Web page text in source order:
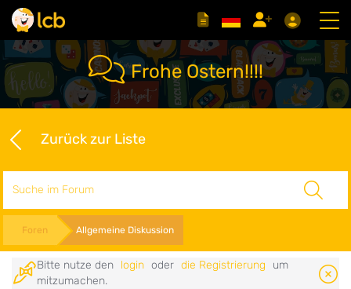
Frohe Ostern!!!!
Zurück zur Liste
Foren Allgemeine Diskussion
Bitte nutze den login oder die Registrierung
um
mitzumachen.